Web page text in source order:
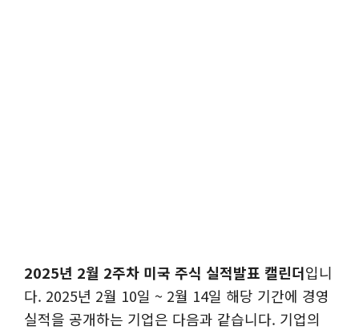
2025년 2월 2주차 미국 주식 실적발표 캘린더입니
다. 2025년 2월 10일 ~ 2월 14일 해당 기간에 경영
실적을 공개하는 기업은 다음과 같습니다. 기업의